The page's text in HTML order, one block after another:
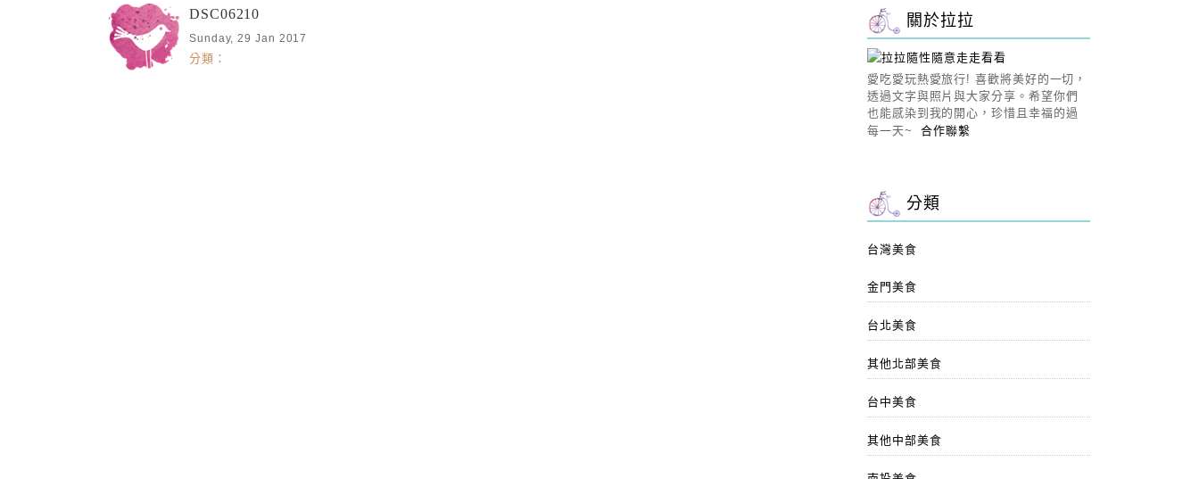
DSC06210
Sunday, 29 Jan 2017
分類：
關於拉拉
愛吃愛玩熱愛旅行! 喜歡將美好的一切，
透過文字與照片與大家分享。希望你們
也能感染到我的開心，珍惜且幸福的過
每一天~合作聯繫
分類
台灣美食
金門美食
台北美食
其他北部美食
台中美食
其他中部美食